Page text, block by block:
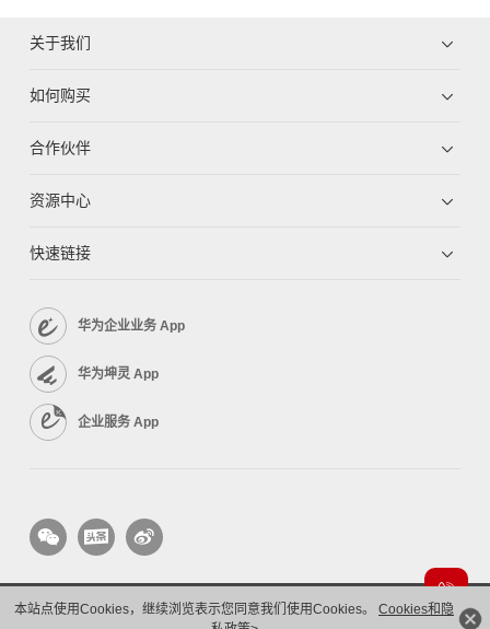
本站点使用Cookies，继续浏览表示您同意我们使用Cookies。 Cookies和隐
关于我们
如何购买
合作伙伴
资源中心
快速链接
华为企业业务 App
华为坤灵 App
企业服务 App
版权所有 © 华为技术有限公司 1998-2026。 保留一切权利。粤A2-20044005号